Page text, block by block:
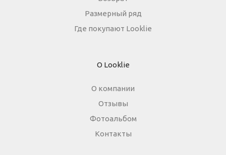
Размерный ряд
Где покупают Looklie
О Looklie
О компании
Отзывы
Фотоальбом
Контакты